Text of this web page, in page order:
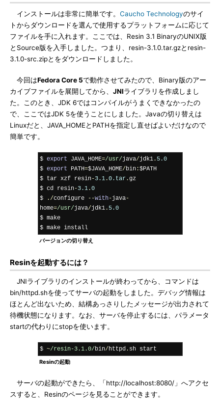
インストールは非常に簡単です。 Caucho Technologyのサイ
トからダウンロードを選んで使用するプラットフォームに応じて
ファイルを手に入れます。ここでは、Resin 3.1 BinaryのUNIX版
とSource版を入手しました。つまり、resin-3.1.0.tar.gzとresin-
3.1.0-src.zipとをダウンロードしました。
今回はFedora Core 5で動作させてみたので、Binary版のアー
カイブファイルを展開してから、 JNIライブラリを作成しまし
た。このとき、JDK 6ではコンパイルがうまくできなかったの
で、ここではJDK 5を使うことにしました。Javaの切り替えは
Linuxだと、JAVA_HOMEとPATHを指定し直せばよいだけなので
簡単です。
$ export JAVA_HOME=/usr/java/jdk1. 5.0
$ export PATH=$JAVA_HOME/bin:$PATH
$ tar xzf resin-3.1.0.tar.gz
$ cd resin-3.1.0
$
./configure --with-java-
home=/usr/java/jdk1. 5.0
$ make
$ make install
バージョンの切り替え
Resinを起動するには？
JNIライブラリのインストールが終わってから、コマンドは
bin/httpd.shを使ってサーバの起動をしました。デバッグ情報は
ほとんど出ないため、結構あっさりしたメッセージが出力されて
待機状態になります。なお、サーバを停止するには、パラメータ
startの代わりにstopを使います。
$ ~/resin-3.1.0/bin/httpd. sh start
Resinの起動
サーバの起動ができたら、「http://localhost:8080/」へアクセ
スすると、Resinのページを見ることができます。